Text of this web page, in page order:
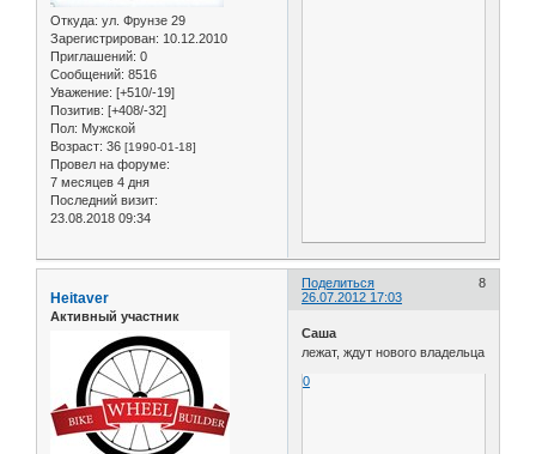
Откуда: ул. Фрунзе 29
Зарегистрирован: 10.12.2010
Приглашений: 0
Сообщений: 8516
Уважение: [+510/-19]
Позитив: [+408/-32]
Пол: Мужской
Возраст: 36 [1990-01-18]
Провел на форуме:
7 месяцев 4 дня
Последний визит:
23.08.2018 09:34
Поделиться
8
26.07.2012 17:03
Heitaver
Активный участник
Саша
лежат, ждут нового владельца
0